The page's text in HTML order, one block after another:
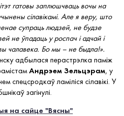
гатовы заплюшчваць вочы на
сілавікамі. Але я веру, што
супраць людзей, не будзе
не ўпадаць у роспач і адчай і
чалавека. Бо мы – не быдла!».
адбылася перастрэлка паміж
Андрэем Зельцэрам, у
спецсродкаў ламіліся сілавікі. У
загінулі.
на сайце "Вясны"